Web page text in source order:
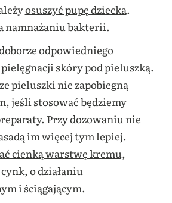
osuszyć pupę dziecka.
namnażaniu bakterii.
odpowiedniego
skóry pod pieluszką.
pieluszki nie zapobiegną
jeśli stosować będziemy
Przy dozowaniu nie
im więcej tym lepiej.
cienką warstwę kremu,
o działaniu
i ściągającym.